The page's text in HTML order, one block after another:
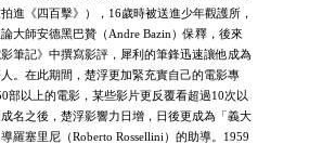
進《四百擊》），16歲時被送進少年觀護所，
大師安德黑巴贊（Andre Bazin）保釋，後來
筆記》中撰寫影評，犀利的筆鋒迅速讓他成為
。在此期間，楚浮更加緊充實自己的電影專
部以上的電影，某些影片更反覆看超過10次以
成名之後，楚浮影響力日增，日後更成為「義大
羅塞里尼（Roberto Rossellini）的助導。1959